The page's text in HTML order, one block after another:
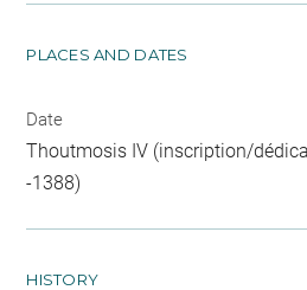
PLACES AND DATES
Date
Thoutmosis IV (inscription/
-1388)
HISTORY